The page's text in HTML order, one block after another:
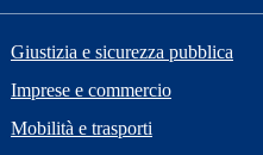
Giustizia e sicurezza pubblica
Imprese e commercio
Mobilità e trasporti